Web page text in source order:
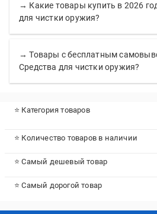
→ Какие товары купить в 2026
для чистки оружия?
→ Товары с бесплатным
Средства для чистки оружия?
⭐ Категория товаров
⭐ Количество товаров в наличии
⭐ Самый дешевый товар
⭐ Самый дорогой товар